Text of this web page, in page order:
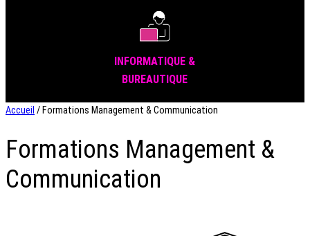
INFORMATIQUE &
BUREAUTIQUE
Accueil / Formations Management & Communication
Formations Management &
Communication